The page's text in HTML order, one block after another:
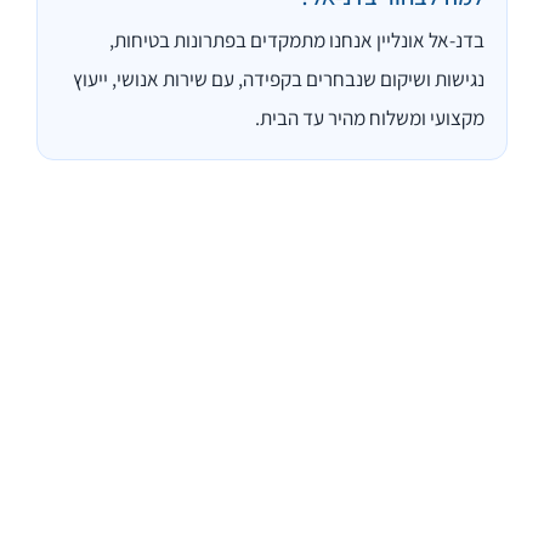
בדנ-אל אונליין אנחנו מתמקדים בפתרונות בטיחות,
נגישות ושיקום שנבחרים בקפידה, עם שירות אנושי, ייעוץ
מקצועי ומשלוח מהיר עד הבית.